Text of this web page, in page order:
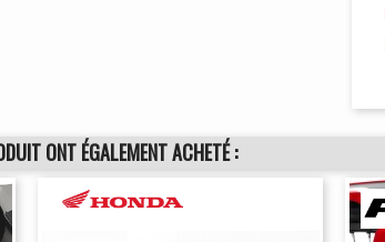
ONT ÉGALEMENT ACHETÉ :